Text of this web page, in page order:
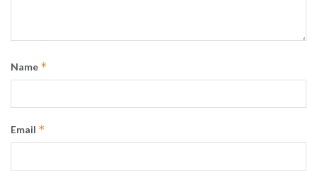
Name *
Email *